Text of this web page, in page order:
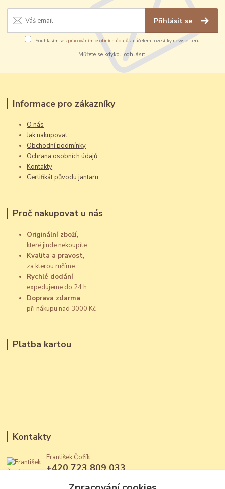
Přihlásit se
Souhlasím se zpracováním osobních údajůza účelem rozesílky newsletteru.
Můžete se kdykoli odhlásit.
Informace pro zákazníky
O nás
Jak nakupovat
Obchodní podmínky
Ochrana osobních údajů
Kontakty
Certifikát původu jantaru
Proč nakupovat u nás
Originální zboží,
které jinde nekoupíte
Kvalita a pravost,
za kterou ručíme
Rychlé dodání
expedujeme do 24 h
Doprava zdarma
při nákupu nad 3000 Kč
Platba kartou
Kontakty
František Čožík
+420 723 809 033